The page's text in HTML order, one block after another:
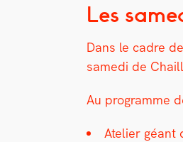
Les
Dans le cadre
same­di de
Au pro­gramme
Ate­lier géant